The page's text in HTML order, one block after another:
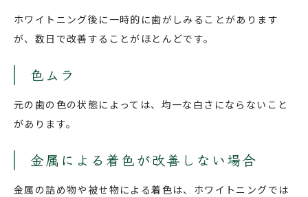
ホワイトニング後に一時的に歯がしみることがあります
が、数日で改善することがほとんどです。
色ムラ
元の歯の色の状態によっては、均一な白さにならないこと
があります。
金属による着色が改善しない場合
金属の詰め物や被せ物による着色は、ホワイトニングでは